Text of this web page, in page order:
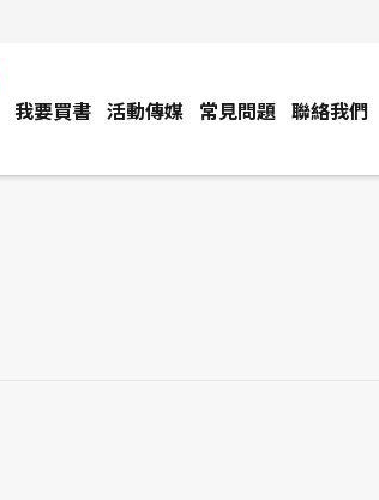
我要買書 活動傳媒 常見問題 聯絡我們